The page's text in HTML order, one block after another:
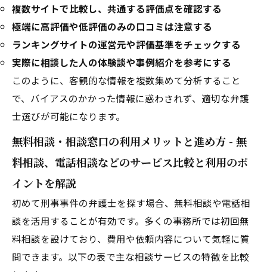
複数サイトで比較し、共通する評価点を確認する
極端に高評価や低評価のみの口コミは注意する
ランキングサイトの運営元や評価基準をチェックする
実際に相談した人の体験談や事例紹介を参考にする
このように、客観的な情報を複数集めて分析すること
で、バイアスのかかった情報に惑わされず、適切な弁護
士選びが可能になります。
無料相談・相談窓口の利用メリットと進め方 - 無
料相談、電話相談などのサービス比較と利用のポ
イントを解説
初めて刑事事件の弁護士を探す場合、無料相談や電話相
談を活用することが有効です。多くの事務所では初回無
料相談を設けており、費用や依頼内容について気軽に質
問できます。以下の表で主な相談サービスの特徴を比較